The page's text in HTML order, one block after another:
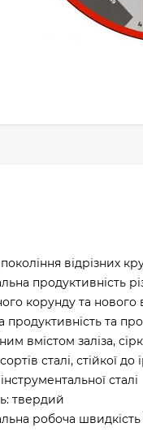
відрізних
продуктивність
корунду та нового
та
вмістом заліза,
сталі, стійкої
сталі
твердий
робоча